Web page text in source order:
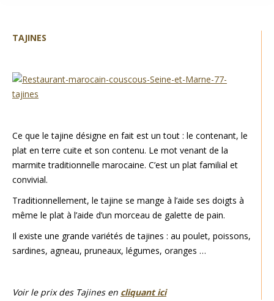
TAJINES
Ce que le tajine désigne en fait est un tout : le contenant, le
plat en terre cuite et son contenu. Le mot venant de la
marmite traditionnelle marocaine. C’est un plat familial et
convivial.
Traditionnellement, le tajine se mange à l’aide ses doigts à
même le plat à l’aide d’un morceau de galette de pain.
Il existe une grande variétés de tajines : au poulet, poissons,
sardines, agneau, pruneaux, légumes, oranges …
Voir le prix des Tajines en cliquant ici